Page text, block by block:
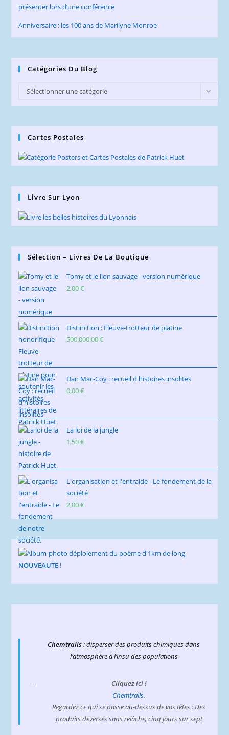
présenter lors d’une conférence
Anniversaire : les 100 ans de Marilyne Monroe
Catégories Du Blog
Catégories
du
Sélectionner une catégorie
Cartes Postales
Livre Sur Lyon
Sélection – Livres De La Boutique
Tomy et le lion sauvage - version numérique
2,00€
Distinction : Fleuve-trotteur de platine
500.000,00€
Dan Mac-Coy : recueil d'histoires insolites
0,00€
La loi de la jungle
1,50€
L'organisation et l'entraide - Le fondement de la
société
2,00€
NOUVEAUTE !
Chemtrails: disperser des produits chimiques dans
l’atmosphère à l’insu des populations
Cliquez ici !
Chemtrails.
Regardez ce qui se passe au-dessus de vos têtes : Des
produits déversés sans relâche, cinq jours sur sept